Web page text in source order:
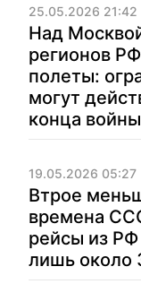
25.05.2026 21:42
Над
регионов
полеты:
могут
конца войны
19.05.2026 05:27
Втрое
времена
рейсы из
лишь около